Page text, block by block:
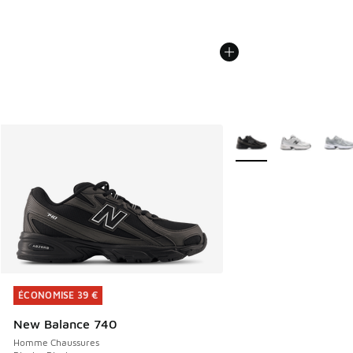
ÉCONOMISE 39 €
New Balance 740
Homme Chaussures
ÉCONOMISE 39 €
Plus de couleurs